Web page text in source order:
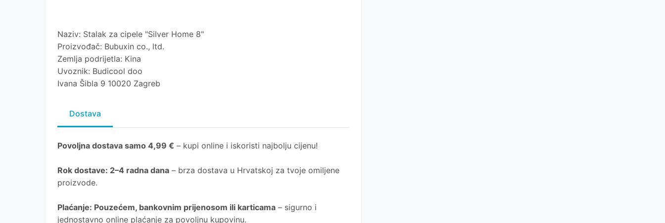
Naziv: Stalak za cipele "Silver Home 8"
Proizvođač: Bubuxin co., ltd.
Zemlja podrijetla: Kina
Uvoznik: Budicool doo
Ivana Šibla 9 10020 Zagreb
Dostava
Povoljna dostava samo 4,99 € – kupi online i iskoristi najbolju cijenu!
Rok dostave: 2–4 radna dana – brza dostava u Hrvatskoj za tvoje omiljene
proizvode.
Plaćanje: Pouzećem, bankovnim prijenosom ili karticama – sigurno i
jednostavno online plaćanje za povoljnu kupovinu.